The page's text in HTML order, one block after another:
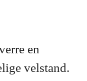
en
velstand.